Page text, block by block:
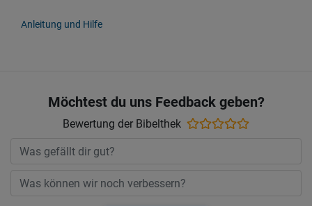
Anleitung und Hilfe
Möchtest du uns Feedback geben?
Bewertung der Bibelthek